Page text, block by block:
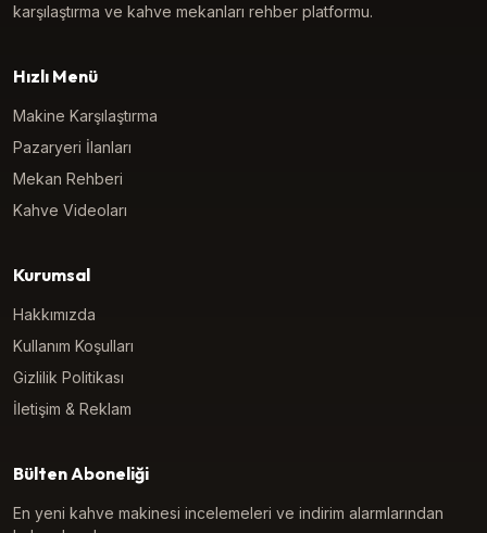
karşılaştırma ve kahve mekanları rehber platformu.
Hızlı Menü
Makine Karşılaştırma
Pazaryeri İlanları
Mekan Rehberi
Kahve Videoları
Kurumsal
Hakkımızda
Kullanım Koşulları
Gizlilik Politikası
İletişim & Reklam
Bülten Aboneliği
En yeni kahve makinesi incelemeleri ve indirim alarmlarından